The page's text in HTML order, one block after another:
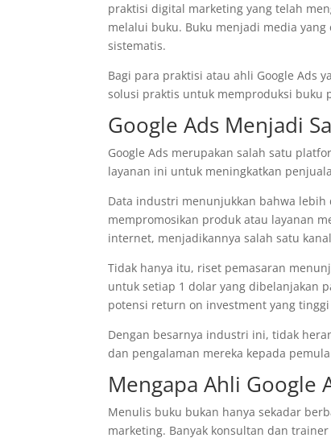
praktisi digital marketing yang telah
melalui buku. Buku menjadi media
sistematis.
Bagi para praktisi atau ahli Google Ads
solusi praktis untuk memproduksi buku
Google Ads Menjadi
Google Ads merupakan salah satu
layanan ini untuk meningkatkan
Data industri menunjukkan bahwa
mempromosikan produk atau layanan
internet, menjadikannya salah satu
Tidak hanya itu, riset pemasaran
untuk setiap 1 dolar yang dibelanjakan
potensi return on investment yang
Dengan besarnya industri ini, tidak
dan pengalaman mereka kepada
Mengapa Ahli Google
Menulis buku bukan hanya sekadar
marketing. Banyak konsultan dan